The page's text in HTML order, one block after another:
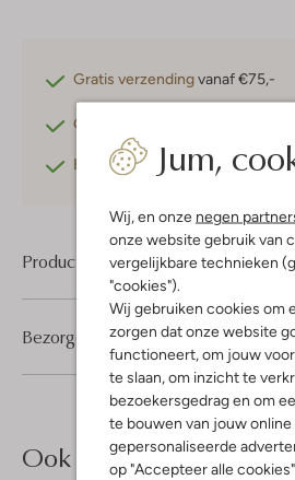
Jum,
Wij, en onze negen
onze website gebruik van
vergelijkbare technieken
"cookies").
Wij gebruiken cookies om
zorgen dat onze website
functioneert, om jouw
te slaan, om inzicht te
bezoekersgedrag en om
te bouwen van jouw
gepersonaliseerde
op "Accepteer alle cookies"
Gratis verzendingvanaf €75,-
Gratis retourneren
Betaal achterafmet Klarna
Product informatie
Bezorgen & retourneren
Ook iets voor jou?